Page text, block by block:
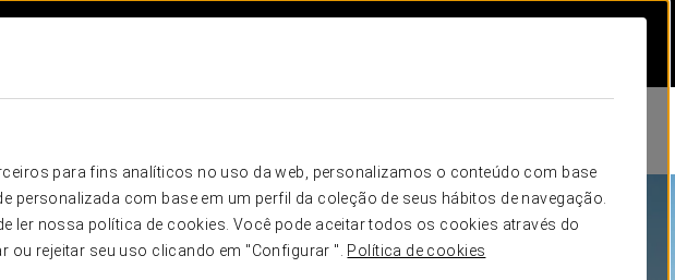
para fins analíticos no uso da web, personalizamos o conteúdo com base
personalizada com base em um perfil da coleção de seus hábitos de navegação.
ler nossa política de cookies. Você pode aceitar todos os cookies através do
ou rejeitar seu uso clicando em "Configurar ". Política de cookies
do México, CDMX